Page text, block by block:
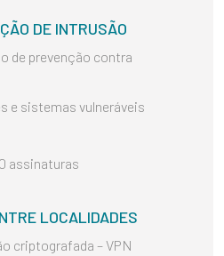
DE INTRUSÃO
de prevenção contra
e sistemas vulneráveis
assinaturas
LOCALIDADES
criptografada – VPN